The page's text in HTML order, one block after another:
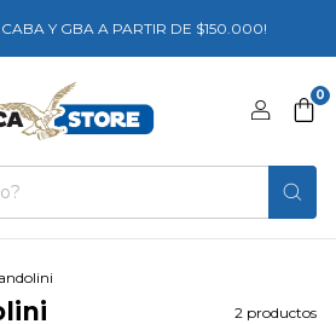
CABA Y GBA A PARTIR DE $150.000!
0
2 productos